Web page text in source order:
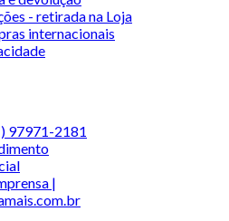
- retirada na Loja
internacionais
97971-2181
|